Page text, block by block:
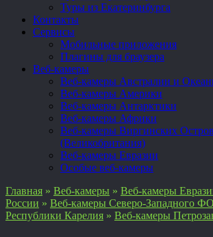
Туры из Екатеринбурга
Контакты
Сервисы
Мобильные приложения
Плагины для браузера
Веб-камеры
Веб-камеры Австралии и
Веб-камеры Америки
Веб-камеры Антарктики
Веб-камеры Африки
Веб-камеры Виргинских
(Великобритания)
Веб-камеры Евразии
Особые веб-камеры
Главная » Веб-камеры » Веб-камеры
России » Веб-камеры Северо-Западного ФО
Республики Карелия » Веб-камеры